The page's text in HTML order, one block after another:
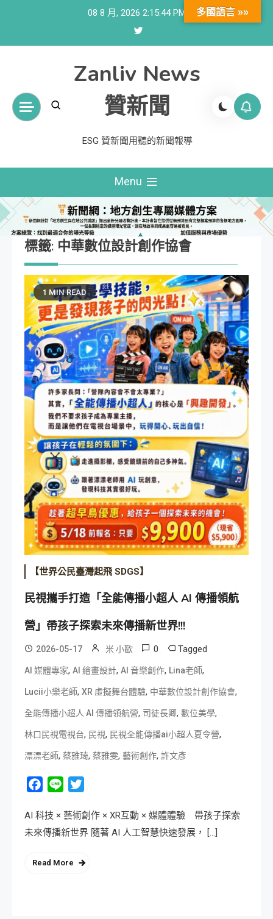
08 8 月, 2026 2:15:45 PM
Zanliv News
贊新聞
ESG 贊新聞用聽的新聞報導
Menu
標籤: 中華數位設計創作協會
1 MIN READ
【世界公民臺灣起飛 SDGS】
民視攜手打造「全能傳播小超人 AI 傳播領航
營」帶孩子探索未來傳播新世界!!!
2026-05-17 米 小歐 0 Tagged
AI 媒體專家, AI 繪畫設計, AI 音樂創作, Lina老師,
Lucii小樂老師, XR 虛擬舞台體驗, 中華數位設計創作協會,
全能傳播小超人 AI 傳播領航營, 司徒長卿, 數位美學,
林口民視電視台, 民視, 民視全能傳播ai小超人夏令營,
漂漂老師, 蔡雅琦, 蔡雅雯, 藝術創作, 許文彥
Facebook
Line
AI 科技 × 藝術創作 × XR互動 × 媒體體驗 帶孩子探索
未來傳播新世界 隨著 AI 人工智慧快速發展， […]
Read More
多國語言 »»